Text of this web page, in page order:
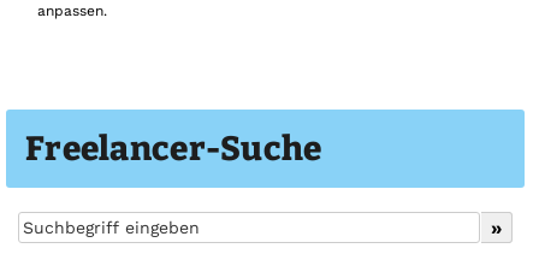
Freelancer-Suche
anpassen.